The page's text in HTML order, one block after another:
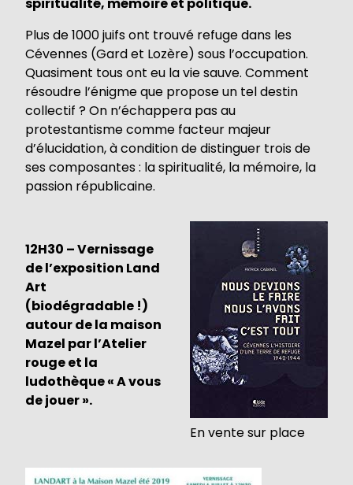
Plus de 1000 juifs ont trouvé refuge dans les
Cévennes (Gard et Lozère) sous l’occupation.
Quasiment tous ont eu la vie sauve. Comment
résoudre l’énigme que propose un tel destin
collectif ? On n’échappera pas au
protestantisme comme facteur majeur
d’élucidation, à condition de distinguer trois de
ses composantes : la spiritualité, la mémoire, la
passion républicaine.
En vente sur place
12H30 – Vernissage
de l’exposition Land
Art
(biodégradable !)
autour de la maison
Mazel par l’Atelier
rouge et la
ludothèque « A vous
de jouer ».